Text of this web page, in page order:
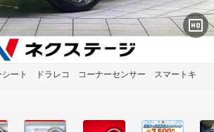
シート ドラレコ コーナーセンサー スマートキ